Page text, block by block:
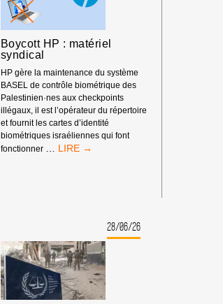
COMPÉTITIONS
!
Boycott HP : matériel
syndical
HP gère la maintenance du système
BASEL de contrôle biométrique des
Palestinien·nes aux checkpoints
illégaux, il est l’opérateur du répertoire
et fournit les cartes d’identité
biométriques israéliennes qui font
fonctionner
BOYCOTT
28/06/26